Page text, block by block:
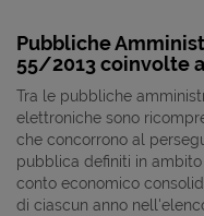
Pubbliche
55/2013 coinvolte
Tra le pubbliche
elettroniche sono
che concorrono al
pubblica definiti in ambito
conto economico
di ciascun anno